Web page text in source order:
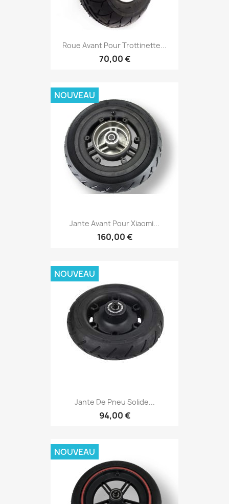
Roue Avant Pour Trottinette...
70,00 €
Jante Avant Pour Xiaomi...
160,00 €
NOUVEAU
Jante De Pneu Solide...
94,00 €
NOUVEAU
NOUVEAU